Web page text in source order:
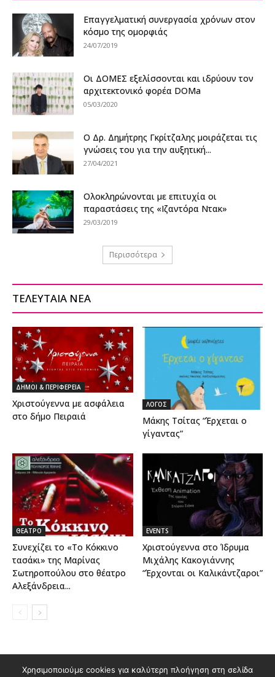
Επαγγελματική συνεργασία χρόνων στον
κόσμο της ομορφιάς
24/07/2019
Οι ΔΟΜΕΣ εξελίσσονται και ιδρύουν τον
αρχιτεκτονικό φορέα DOMa
05/03/2020
Ο Δρ. Δημήτρης Γκρίτζαλης μοιράζεται τις
γνώσεις του για την αυξητική...
27/04/2021
Ολοκληρώνονται με επιτυχία οι
παραστάσεις της «Ιζαντόρα Ντακ»
29/03/2019
Περισσότερα
ΤΕΛΕΥΤΑΙΑ ΝΕΑ
ΔΗΜΟΙ & ΠΕΡΙΦΕΡΕΙΑ
Χριστούγεννα με ασφάλεια
στο δήμο Πειραιά
ΛΟΓΟΣ
Μάκης Τσίτας “Έρχεται ο
γίγαντας”
ΘΕΑΤΡΟ
Συνεχίζει το «Το Κόκκινο
τασάκι» της Μαρίνας
Σωτηροπούλου στο θέατρο
Αλεξάνδρεια...
EVENTS
Χριστούγεννα στο Ίδρυμα
Μιχάλης Κακογιάννης
“Έρχονται οι Καλικάντζαροι”
Διαφημιστείτε στο Polis Magazino
Χρησιμοποιούμε cookies για καλύτερη πλοήγηση στη σελίδα